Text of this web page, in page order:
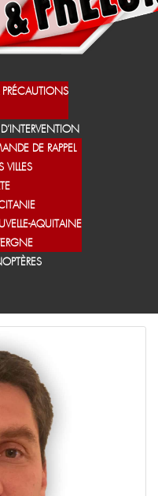
DE RAPPEL
VILLES
AQUITAINE